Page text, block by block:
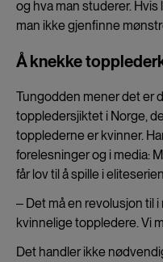
og hva man studerer.
man ikke gjenfinne
Å knekke
Tungodden mener det er
toppledersjiktet i Norge,
topplederne er kvinner.
forelesninger og i media:
får lov til å spille i
‒ Det må en revolusjon til
kvinnelige toppledere. Vi
Det handler ikke